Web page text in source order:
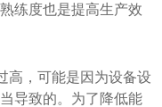
练度也是提高生产效
高，可能是因为设备设
导致的。为了降低能